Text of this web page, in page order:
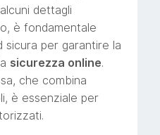
dettagli
è fondamentale
sicura per garantire la
sicurezza online.
che combina
è essenziale per